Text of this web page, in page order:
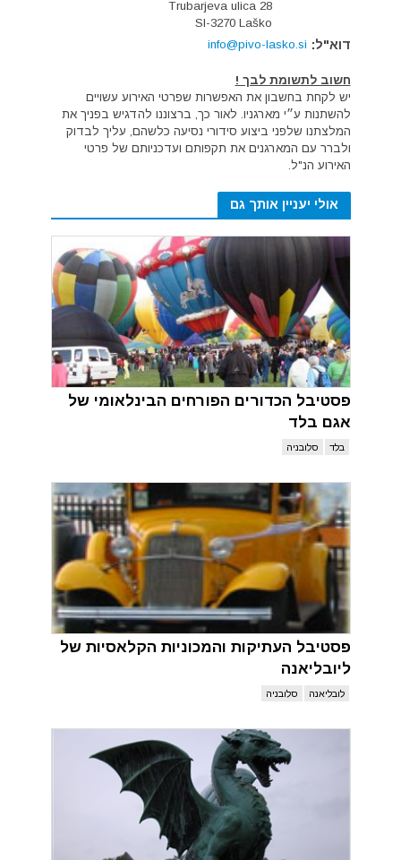
Trubarjeva ulica 28
SI-3270 Laško
דוא"ל: info@pivo-lasko.si
חשוב לתשומת לבך !
יש לקחת בחשבון את האפשרות שפרטי האירוע עשויים
להשתנות ע״י מארגניו. לאור כך, ברצוננו להדגיש בפניך את
המלצתנו שלפני ביצוע סידורי נסיעה כלשהם, עליך לבדוק
ולברר עם המארגנים את תקפותם ועדכניותם של פרטי
האירוע הנ"ל.
אולי יעניין אותך גם
פסטיבל הכדורים הפורחים הבינלאומי של
אגם בלד
בלד סלובניה
פסטיבל העתיקות והמכוניות הקלאסיות של
ליובליאנה
לובליאנה סלובניה